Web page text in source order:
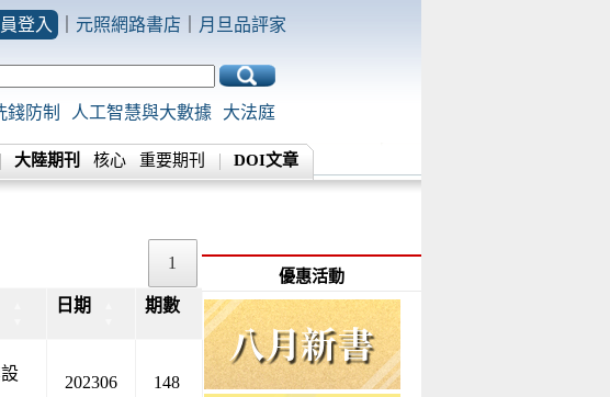
登入 元照網路書店 月旦品評家
錢防制 人工智慧與大數據 大法庭
大陸期刊 核心 重要期刊 DOI文章
1
日期 期數
202306 148
優惠活動